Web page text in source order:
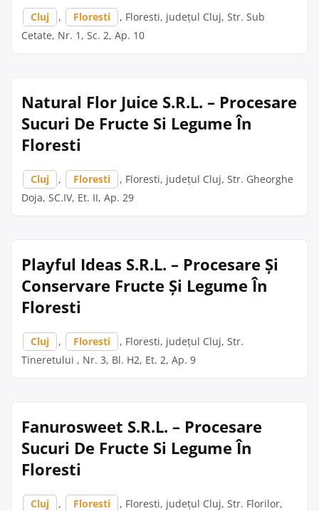
Cluj , Floresti
, Floresti, județul Cluj, Str. Sub
Cetate, Nr. 1, Sc. 2, Ap. 10
Natural Flor Juice S.R.L. – Procesare
Sucuri De Fructe Si Legume În
Floresti
Cluj , Floresti
, Floresti, județul Cluj, Str. Gheorghe
Doja, SC.IV, Et. II, Ap. 29
Playful Ideas S.R.L. – Procesare Și
Conservare Fructe Și Legume În
Floresti
Cluj , Floresti
, Floresti, județul Cluj, Str.
Tineretului , Nr. 3, Bl. H2, Et. 2, Ap. 9
Fanurosweet S.R.L. – Procesare
Sucuri De Fructe Si Legume În
Floresti
Cluj , Floresti
, Floresti, județul Cluj, Str. Florilor,